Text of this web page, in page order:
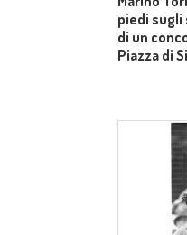
piedi sugli
di un
Piazza di